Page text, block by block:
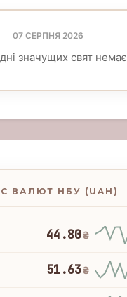
07 СЕРПНЯ 2026
значущих свят немає
ВАЛЮТ НБУ (UAH)
44.80₴
51.63₴